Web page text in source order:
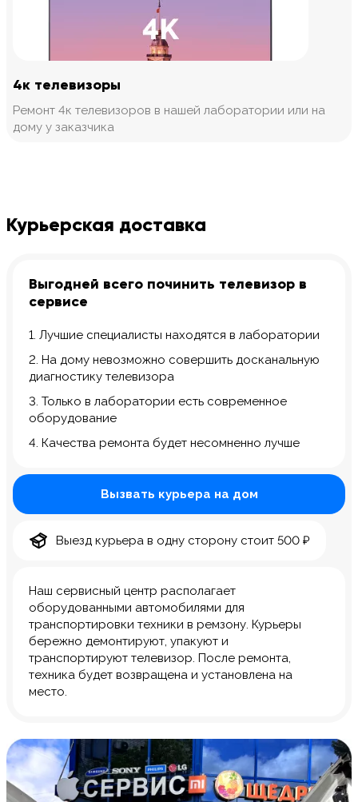
4к телевизоры
Ремонт 4к телевизоров в нашей лаборатории или на
дому у заказчика
Курьерская доставка
Выгодней всего починить телевизор в
сервисе
1. Лучшие специалисты находятся в лаборатории
2. На дому невозможно совершить досканальную
диагностику телевизора
3. Только в лаборатории есть современное
оборудование
4. Качества ремонта будет несомненно лучше
Наш сервисный центр располагает
оборудованными автомобилями для
транспортировки техники в ремзону. Курьеры
бережно демонтируют, упакуют и
транспортируют телевизор. После ремонта,
техника будет возвращена и установлена на
место.
Вызвать курьера на дом
Выезд курьера в одну сторону стоит 500 ₽